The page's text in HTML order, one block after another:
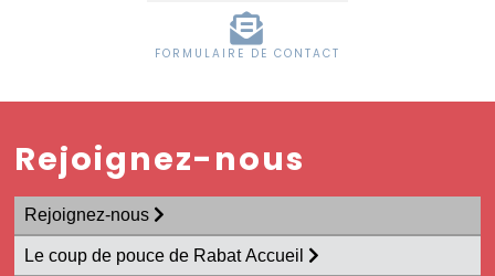
FORMULAIRE DE CONTACT
Rejoignez-nous
Rejoignez-nous
Le coup de pouce de Rabat Accueil